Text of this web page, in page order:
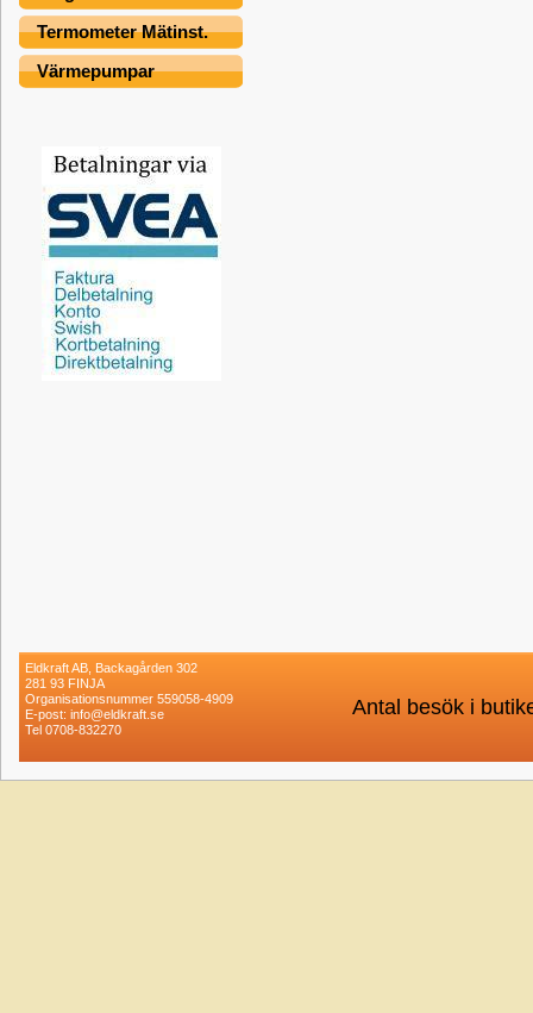
Termometer Mätinst.
Värmepumpar
Eldkraft AB, Backagården 302
281 93 FINJA
Organisationsnummer 559058-4909
E-post: info@eldkraft.se
Tel 0708-832270
Antal besök i